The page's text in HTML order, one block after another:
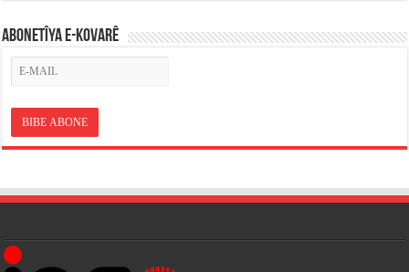
ABONETÎYA E-KOVARÊ